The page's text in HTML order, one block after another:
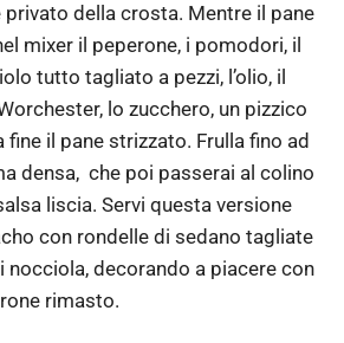
privato della crosta. Mentre il pane
mixer il peperone, i pomodori, il
tutto tagliato a pezzi, l’olio, il
lo zucchero, un pizzico
fine il pane strizzato. Frulla fino ad
densa, che poi passerai al colino
liscia. Servi questa versione
con rondelle di sedano tagliate
nocciola, decorando a piacere con
rimasto.